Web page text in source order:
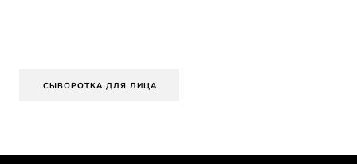
СЫВОРОТКА ДЛЯ ЛИЦА